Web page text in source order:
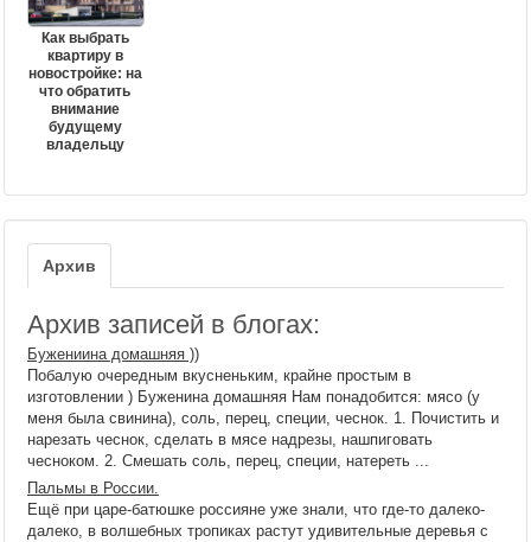
Как выбрать
квартиру в
новостройке: на
что обратить
внимание
будущему
владельцу
Архив
Архив записей в блогах:
Бужениина домашняя ))
Побалую очередным вкусненьким, крайне простым в
изготовлении ) Буженина домашняя Нам понадобится: мясо (у
меня была свинина), соль, перец, специи, чеснок. 1. Почистить и
нарезать чеснок, сделать в мясе надрезы, нашпиговать
чесноком. 2. Смешать соль, перец, специи, натереть ...
Пальмы в России.
Ещё при царе-батюшке россияне уже знали, что где-то далеко-
далеко, в волшебных тропиках растут удивительные деревья с